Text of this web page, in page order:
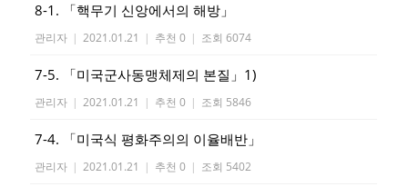
8-1. 「핵무기 신앙에서의 해방」
관리자 | 2021.01.21 | 추천 0 | 조회 6074
7-5. 「미국군사동맹체제의 본질」1)
관리자 | 2021.01.21 | 추천 0 | 조회 5846
7-4. 「미국식 평화주의의 이율배반」
관리자 | 2021.01.21 | 추천 0 | 조회 5402